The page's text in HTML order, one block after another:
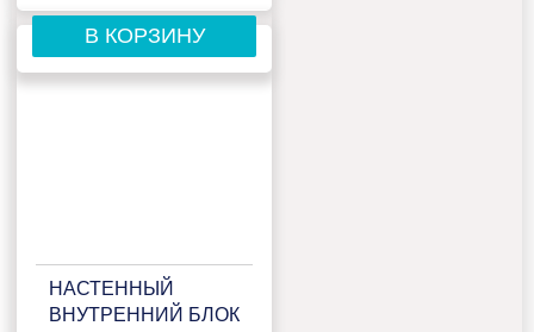
В КОРЗИНУ
НАСТЕННЫЙ
ВНУТРЕННИЙ БЛОК